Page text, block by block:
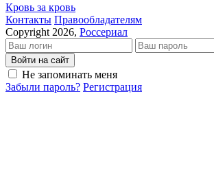
Кровь за кровь
Кон­так­ты Пра­во­об­ла­да­те­лям
Copyright 2026, Россериал
Войти на сайт
Не запоминать меня
Забыли пароль? Регистрация